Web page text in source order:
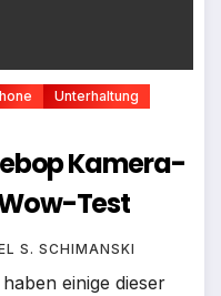
Unterhaltung
Kamera-
Test
S. SCHIMANSKI
einige dieser